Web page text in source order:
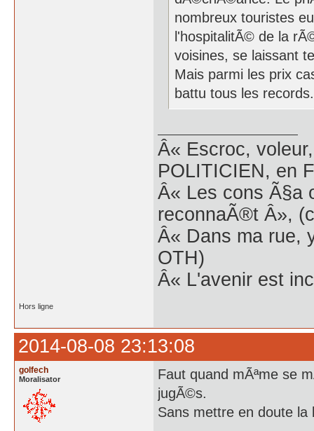
nombreux touristes
l'hospitalitÃ© de la
voisines, se laissant
Mais parmi les prix
battu tous les records.
Â« Escroc,
POLITICIEN, en
Â« Les cons Ã§a
reconnaÃ®t Â»,
Â« Dans ma rue,
OTH)
Â« L'avenir est
Hors ligne
2014-08-08 23:13:08
golfech
Moralisator
Faut quand mÃªme se
jugÃ©s.
Sans mettre en doute